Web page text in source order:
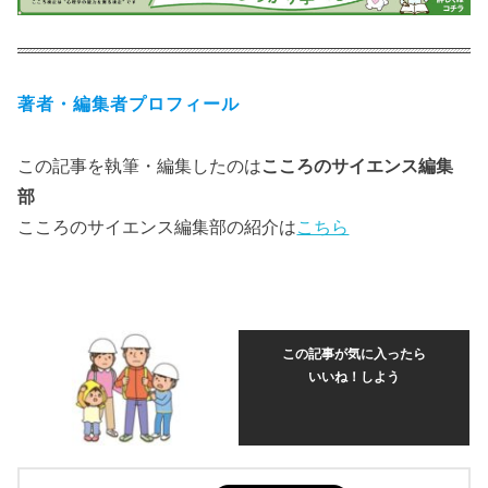
著者・編集者プロフィール
この記事を執筆・編集したのはこころのサイエンス編集
部
こころのサイエンス編集部の紹介はこちら
この記事が気に入ったら
いいね！しよう